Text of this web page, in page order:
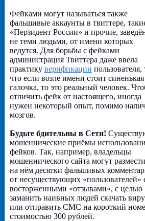
Фейками могут называться также
фальшивые аккаунты в твиттере,
«Перзидент России» и прочие,
не теми людьми, от имени которых
ведутся. Для борьбы с фейками
администрация Твиттера даже ввела
практику верификации пользователя,
что если возле имени стоит синенькая
галочка, то это реальный человек.
отличить фейк от настоящего, иногда
нужен некоторый опыт, помимо
мозгов.
Будьте бдительны в Сети!
мошеннические приёмы
фейков. Так, например, владельцы
мошеннического сайта могут
на нём десятки фальшивых
от несуществующих «пользователей»
восторженными «отзывами», с целью
заманить наивных людей скачать
или отправить СМС на короткий
стоимостью 300 рублей.